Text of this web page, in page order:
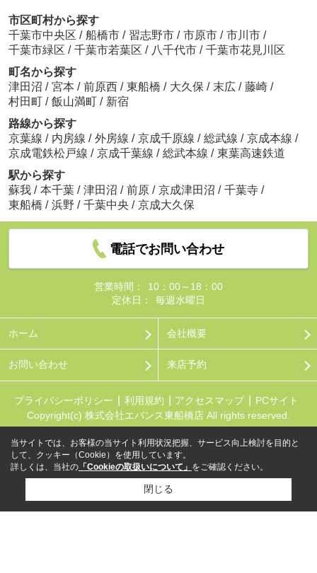
市区町村から探す
千葉市中央区 / 船橋市 / 習志野市 / 市原市 / 市川市 /
千葉市緑区 / 千葉市若葉区 / 八千代市 / 千葉市花見川区
町名から探す
津田沼 / 宮本 / 前原西 / 東船橋 / 大久保 / 末広 / 藤崎 /
村田町 / 飯山満町 / 新宿
路線から探す
京葉線 / 内房線 / 外房線 / 京成千原線 / 総武線 / 京成本線 /
京成電鉄松戸線 / 京成千葉線 / 総武本線 / 東葉高速鉄道
駅から探す
蘇我 / 本千葉 / 津田沼 / 前原 / 京成津田沼 / 千葉寺 /
東船橋 / 浜野 / 千葉中央 / 京成大久保
電話でお問い合わせ
営業時間：
10：00～18：00
定休日：
毎週水曜日
ホーム 会社概要
お問い合わせ 来店予約
プライバシーポリシー 利用規約 アクセスマップ
PCサイト
Copyright(c) 株式会社エバンス東船橋店 All rights reserved.
当サイトでは、お客様の当サイト利用状況把握、サービス向上検討を目的と
して、クッキー（Cookie）を使用しています。
詳しくは、当社の 「Cookieの取扱いについて」 をご確認ください。
閉じる